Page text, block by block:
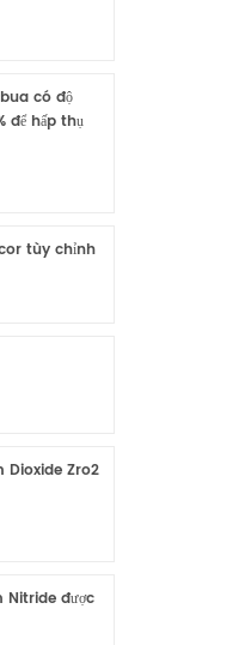
có độ
để hấp thụ
tùy chỉnh
Dioxide Zro2
Nitride được